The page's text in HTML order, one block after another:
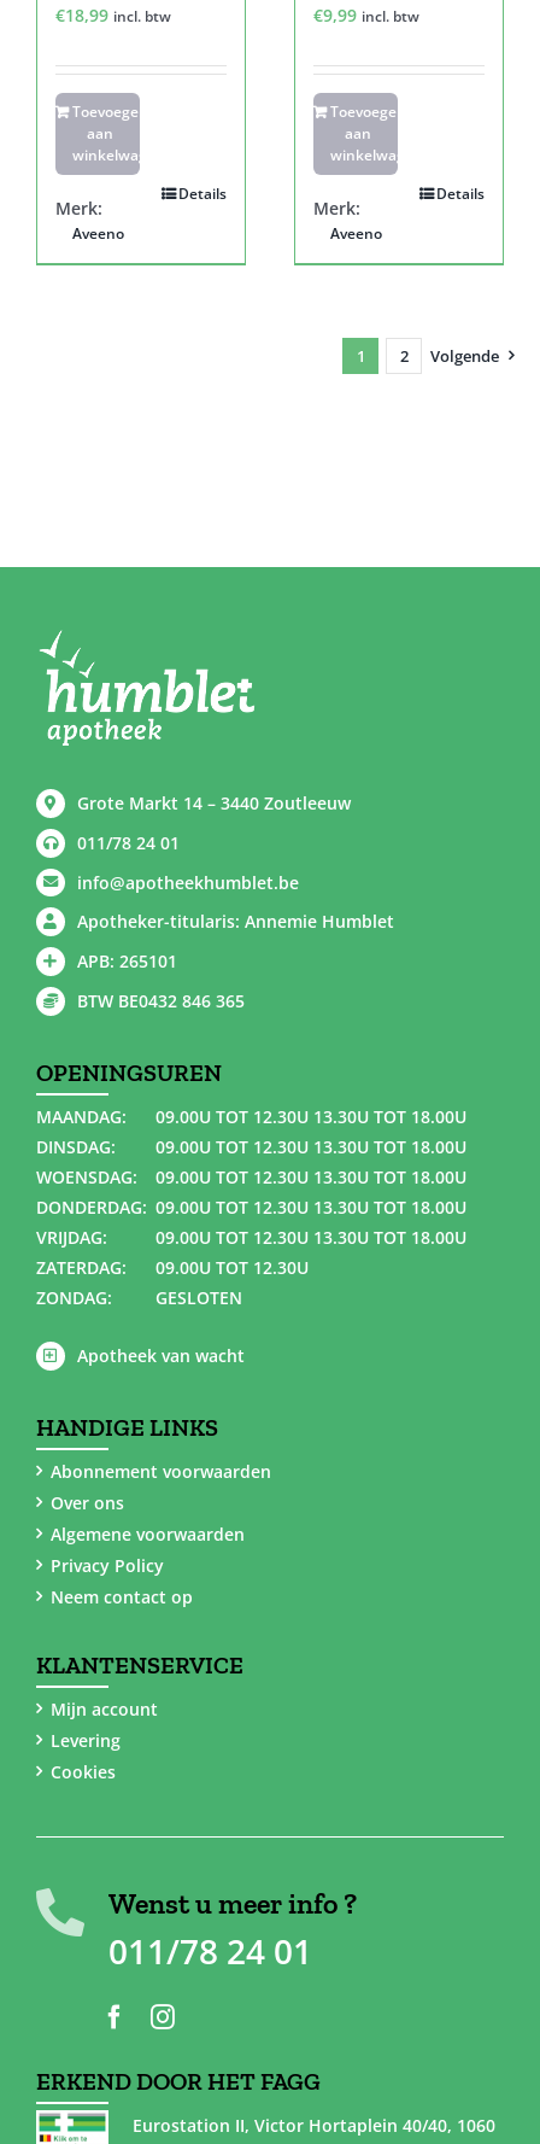
€18,99 incl. btw
Toevoegen
aan
winkelwagen
Details
Merk:
Aveeno
€9,99 incl. btw
Toevoegen
aan
winkelwagen
Details
Merk:
Aveeno
1 2 Volgende
Grote Markt 14 – 3440 Zoutleeuw
011/78 24 01
info@apotheekhumblet.be
Apotheker-titularis: Annemie Humblet
APB: 265101
BTW BE0432 846 365
OPENINGSUREN
MAANDAG:
09.00U TOT 12.30U 13.30U TOT 18.00U
DINSDAG:
09.00U TOT 12.30U 13.30U TOT 18.00U
WOENSDAG:
09.00U TOT 12.30U 13.30U TOT 18.00U
DONDERDAG: 09.00U TOT 12.30U 13.30U TOT 18.00U
VRIJDAG:
09.00U TOT 12.30U 13.30U TOT 18.00U
ZATERDAG:
09.00U TOT 12.30U
ZONDAG:
GESLOTEN
Apotheek van wacht
HANDIGE LINKS
Abonnement voorwaarden
Over ons
Algemene voorwaarden
Privacy Policy
Neem contact op
KLANTENSERVICE
Mijn account
Levering
Cookies
Wenst u meer info ?
011/78 24 01
ERKEND DOOR HET FAGG
Eurostation II, Victor Hortaplein 40/40, 1060